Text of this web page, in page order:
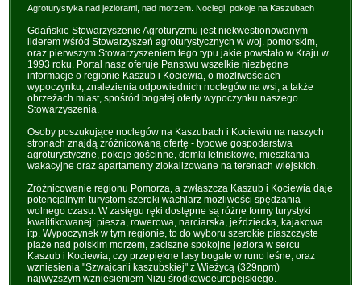
Agroturystyka nad jeziorami, nad morzem. Noclegi, pokoje na Kaszubach
Gdańskie Stowarzyszenie Agroturyzmu jest niekwestionowanym
liderem wśród Stowarzyszeń agroturystycznych w woj. pomorskim,
oraz pierwszym Stowarzyszeniem tego typu jakie powstało w Kraju w
1993 roku. Portal nasz oferuje Państwu wszelkie niezbędne
informacje o regionie Kaszub i Kociewia, o możliwościach
wypoczynku, znalezienia odpowiednich noclegów na wsi, a także
obrzeżach miast, spośród bogatej oferty wypoczynku naszego
Stowarzyszenia.
Osoby poszukujące noclegów na Kaszubach i Kociewiu na naszych
stronach znajdą zróżnicowaną ofertę - typowe gospodarstwa
agroturystyczne, pokoje gościnne, domki letniskowe, mieszkania
wakacyjne oraz apartamenty zlokalizowane na terenach wiejskich.
Zróżnicowanie regionu Pomorza, a zwłaszcza Kaszub i Kociewia daje
potencjalnym turystom szeroki wachlarz możliwości spędzania
wolnego czasu. W zasięgu ręki dostępne są różne formy turystyki
kwalifikowanej: piesza, rowerowa, narciarska, jeździecka, kajakowa
itp. Wypoczynek w tym regionie, to do wyboru szerokie piaszczyste
plaże nad polskim morzem, zaciszne spokojne jeziora w sercu
Kaszub i Kociewia, czy przepiękne lasy bogate w runo leśne, oraz
wzniesienia "Szwajcarii kaszubskiej" z Wieżycą (329npm)
najwyższym wzniesieniem Niżu środkowoeuropejskiego.